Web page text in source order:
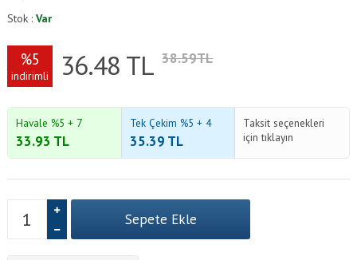
Stok :Var
%5
indirimli 36.48 TL 38.59TL
Havale %5 + 7
33.93 TL
Tek Çekim %5 + 4
35.39 TL
Taksit seçenekleri
için tıklayın